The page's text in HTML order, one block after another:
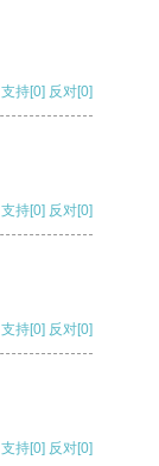
支持[0] 反对[0]
支持[0] 反对[0]
支持[0] 反对[0]
支持[0] 反对[0]